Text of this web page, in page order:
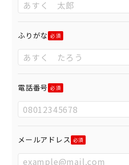
ふりがな
電話番号
メールアドレス